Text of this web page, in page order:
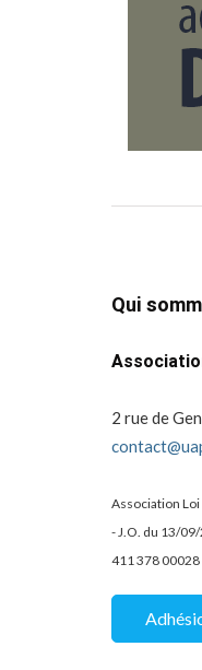
Qui
2 rue de
Association
- J.O. du 13/
411 378 00028
actualité
Kharkiv
De Kharkiv à